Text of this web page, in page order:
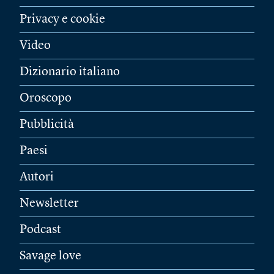
Privacy e cookie
Video
Dizionario italiano
Oroscopo
Pubblicità
Paesi
Autori
Newsletter
Podcast
Savage love